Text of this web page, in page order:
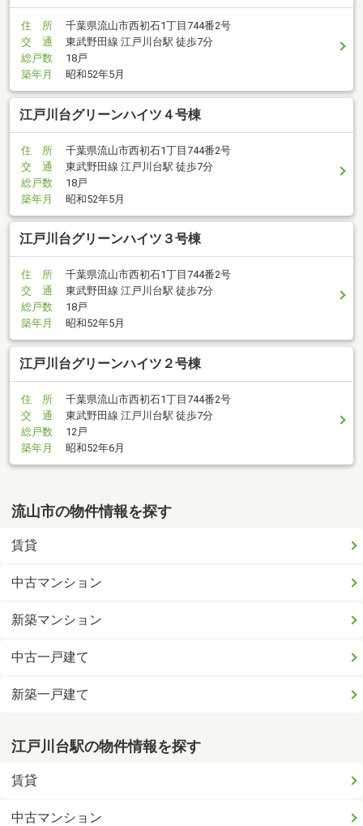
住 所
千葉県流山市西初石1丁目744番2号
交 通
東武野田線 江戸川台駅 徒歩7分
総戸数
18戸
築年月
昭和52年5月
江戸川台グリーンハイツ４号棟
住 所
千葉県流山市西初石1丁目744番2号
交 通
東武野田線 江戸川台駅 徒歩7分
総戸数
18戸
築年月
昭和52年5月
江戸川台グリーンハイツ３号棟
住 所
千葉県流山市西初石1丁目744番2号
交 通
東武野田線 江戸川台駅 徒歩7分
総戸数
18戸
築年月
昭和52年5月
江戸川台グリーンハイツ２号棟
住 所
千葉県流山市西初石1丁目744番2号
交 通
東武野田線 江戸川台駅 徒歩7分
総戸数
12戸
築年月
昭和52年6月
流山市の物件情報を探す
賃貸
中古マンション
新築マンション
中古一戸建て
新築一戸建て
江戸川台駅の物件情報を探す
賃貸
中古マンション